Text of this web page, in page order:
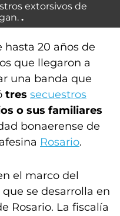
extorsivos de
hasta 20 años de
que llegaron a
una banda que
tres secuestros
o sus familiares
bonaerense de
Rosario.
el marco del
se desarrolla en
Rosario. La fiscalía